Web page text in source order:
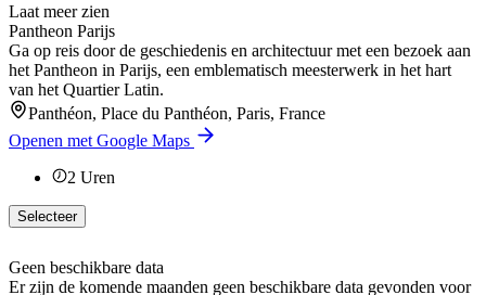
Laat meer zien
Pantheon Parijs
Ga op reis door de geschiedenis en architectuur met een bezoek aan
het Pantheon in Parijs, een emblematisch meesterwerk in het hart
van het Quartier Latin.
Panthéon, Place du Panthéon, Paris, France
Openen met Google Maps
2 Uren
Selecteer
Geen beschikbare data
Er zijn de komende maanden geen beschikbare data gevonden voor